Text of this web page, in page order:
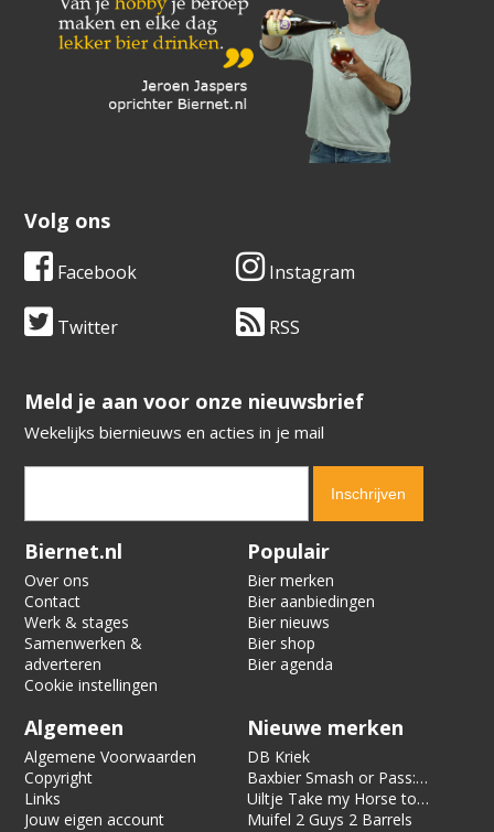
Volg ons
Facebook Instagram
Twitter RSS
​​​​​​​Meld je aan voor onze nieuwsbrief
Wekelijks biernieuws en acties in je mail
Verification code:
Biernet.nl
Over ons
Contact
Werk & stages
Samenwerken &
adverteren
Cookie instellingen
Populair
Bier merken
Bier aanbiedingen
Bier nieuws
Bier shop
Bier agenda
Algemeen
Algemene Voorwaarden
Copyright
Links
Jouw eigen account
Nieuwe merken
DB Kriek
Baxbier Smash or Pass:
Strata
Uiltje Take my Horse to
the Hotel Room
Muifel 2 Guys 2 Barrels